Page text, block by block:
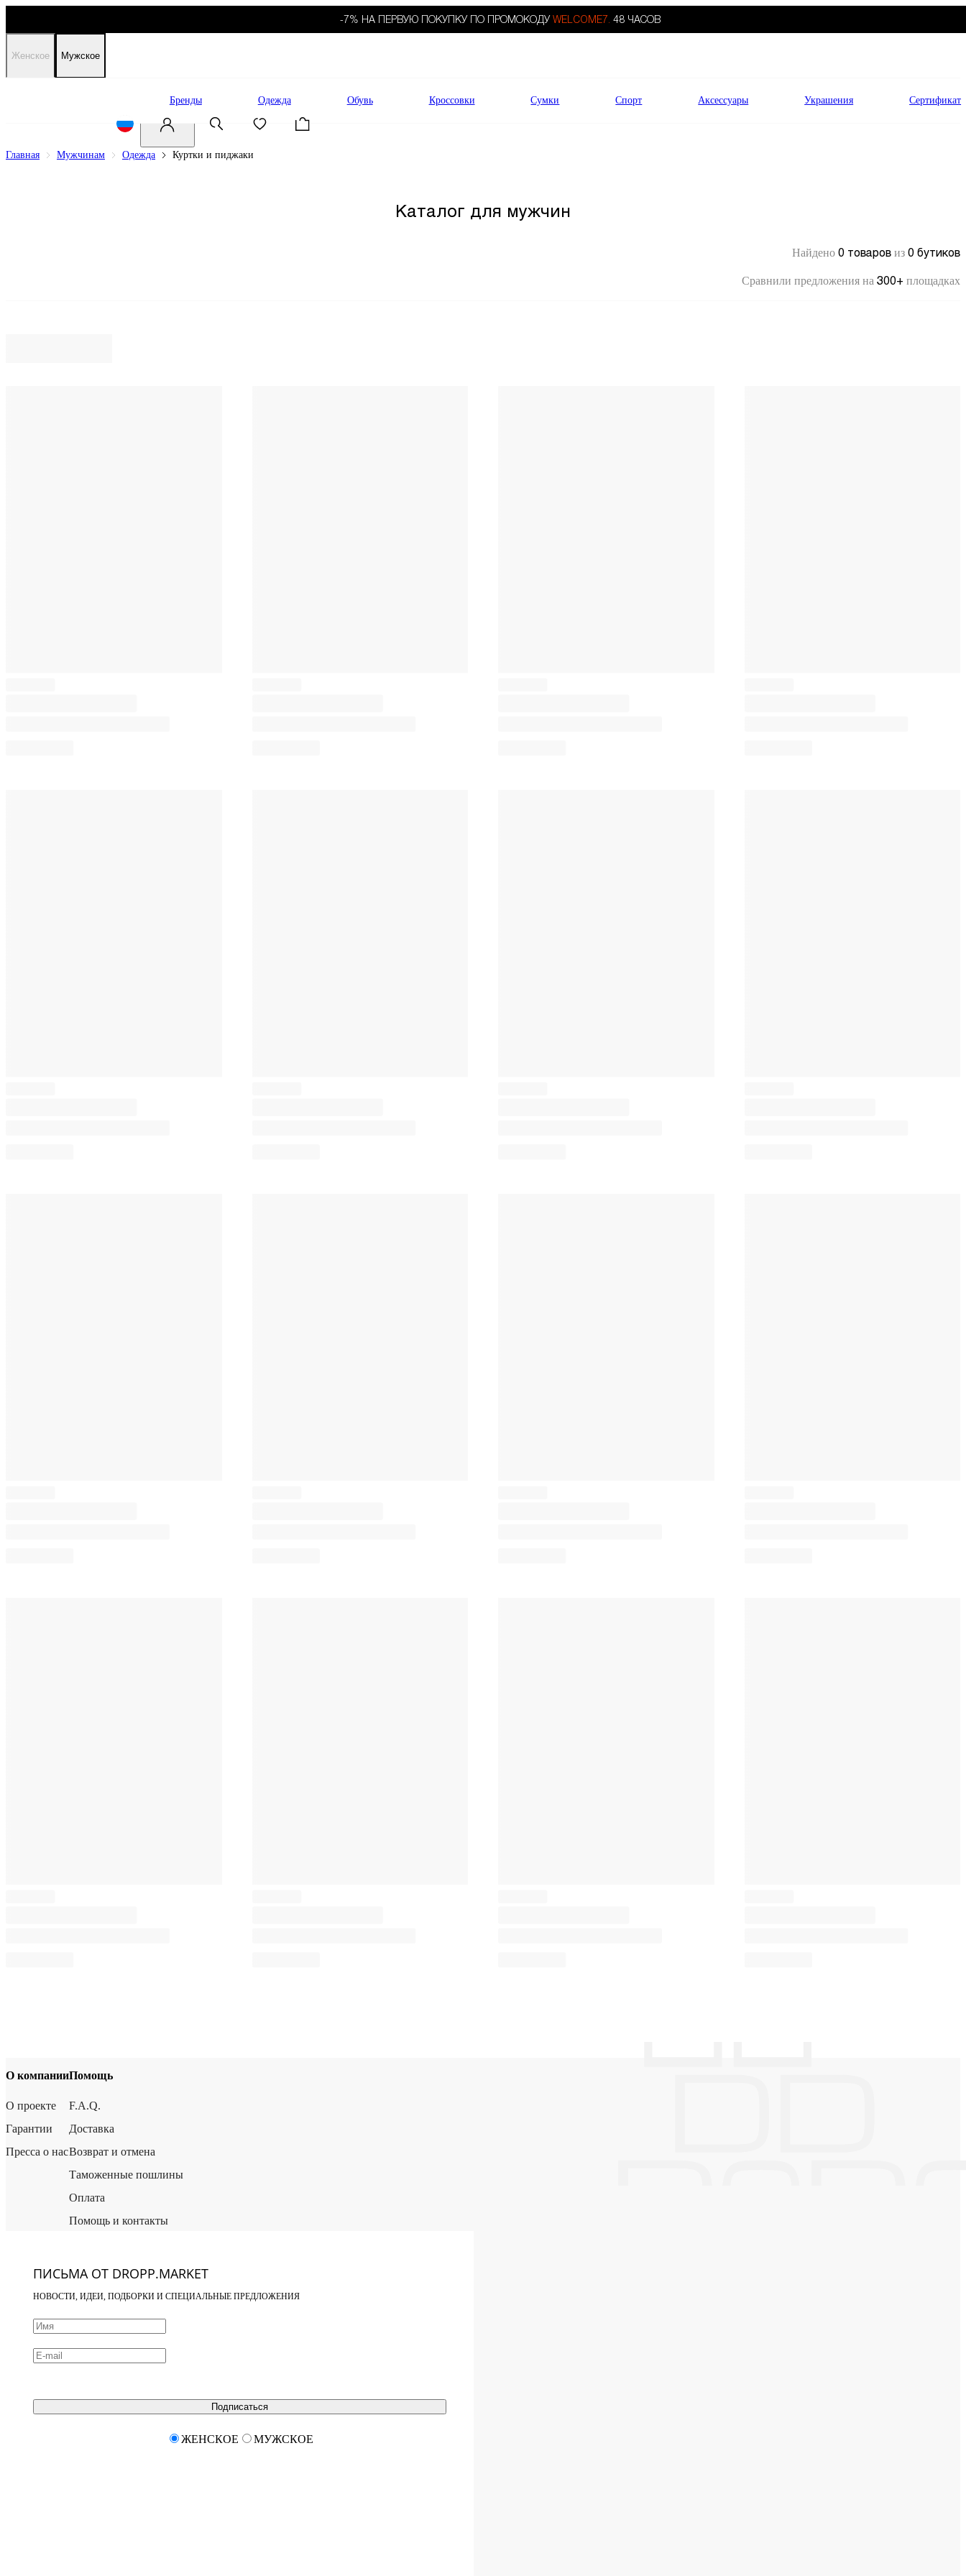
-7% НА ПЕРВУЮ ПОКУПКУ ПО ПРОМОКОДУ WELCOME7. 48 ЧАСОВ
Женское Мужское
Бренды Одежда Обувь Кроссовки Сумки Спорт Аксессуары Украшения Сертификат
Главная Мужчинам Одежда Куртки и пиджаки
Каталог для мужчин
Найдено 0 товаров из 0 бутиков
Сравнили предложения на 300+ площадках
О компании
О проекте
Гарантии
Пресса о нас
Помощь
F.A.Q.
Доставка
Возврат и отмена
Таможенные пошлины
Оплата
Помощь и контакты
ПИСЬМА ОТ DROPP.MARKET
НОВОСТИ, ИДЕИ, ПОДБОРКИ И СПЕЦИАЛЬНЫЕ ПРЕДЛОЖЕНИЯ
Подписаться
ЖЕНСКОЕ МУЖСКОЕ